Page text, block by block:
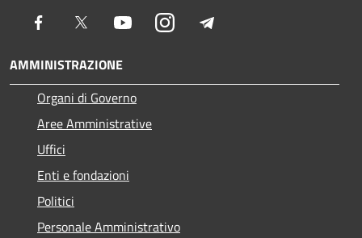
Facebook Twitter YoutubeInstagram
AMMINISTRAZIONE
Organi di Governo
Aree Amministrative
Uffici
Enti e fondazioni
Politici
Personale Amministrativo